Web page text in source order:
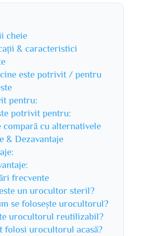
cheie
& caracteristici
este potrivit / pentru
pentru:
potrivit pentru:
compară cu alternativele
& Dezavantaje
frecvente
un urocultor steril?
se folosește urocultorul?
urocultorul reutilizabil?
folosi urocultorul acasă?